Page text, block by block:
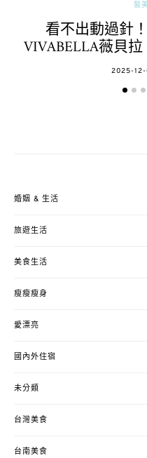
醫
看不出動過針
VIVABELLA薇貝
POSTED
2025-
婚姻 & 生活
旅遊生活
美食生活
瘦瘦瘦身
愛漂亮
國內外住宿
未分類
台灣美食
台南美食